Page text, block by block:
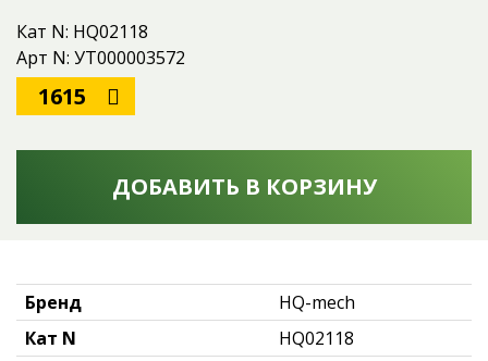
Кат N: HQ02118
Арт N: УТ000003572
1615
ДОБАВИТЬ В КОРЗИНУ
Бренд
HQ-mech
Кат N
HQ02118